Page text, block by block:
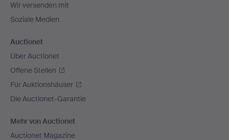
Wir versenden mit
Soziale Medien
Auctionet
Über Auctionet
Offene Stellen
Für Auktionshäuser
Die Auctionet-Garantie
Mehr von Auctionet
Auctionet Magazine